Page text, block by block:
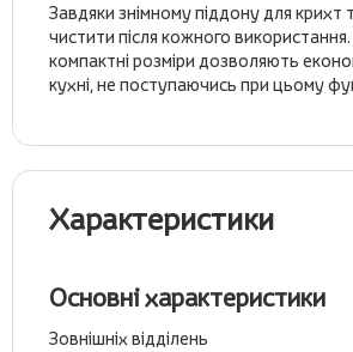
Завдяки знімному піддону для крихт
чистити після кожного
компактні розміри дозволяють
кухні, не поступаючись при цьому
Характеристики
Основні характеристики
Зовнішніх відділень